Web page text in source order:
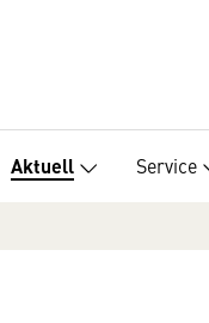
Aktuell Service